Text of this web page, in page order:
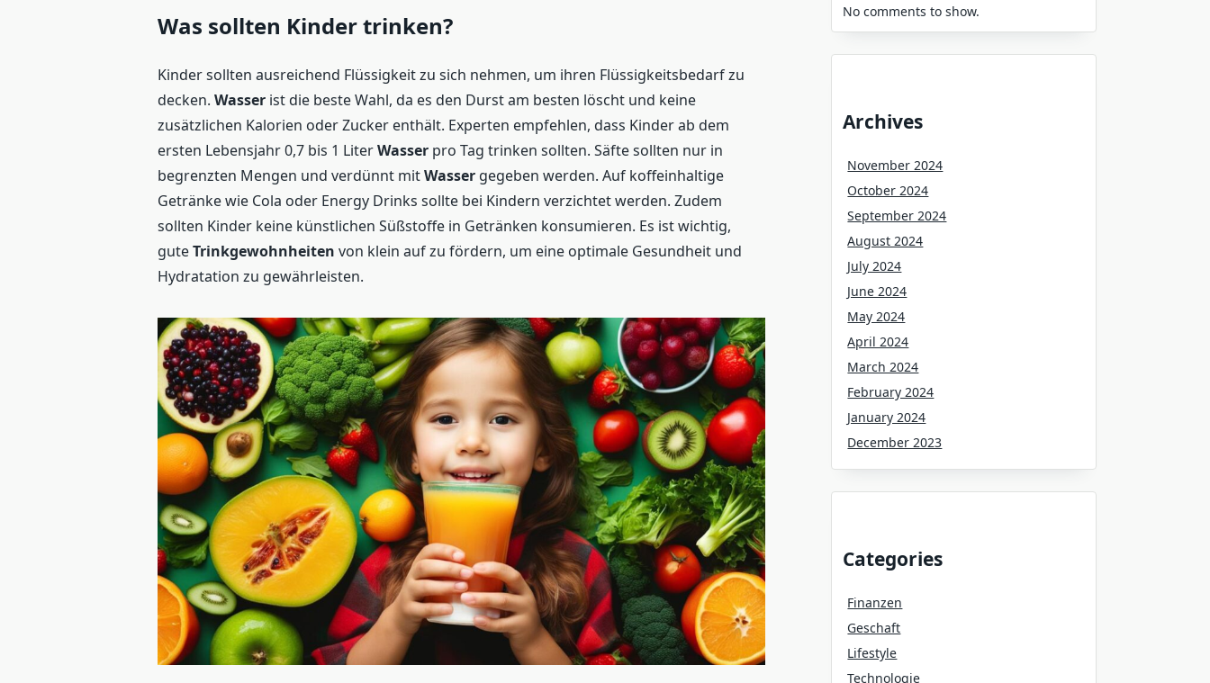
Was sollten Kinder trinken?
Kinder sollten ausreichend Flüssigkeit zu sich nehmen, um ihren Flüssigkeitsbedarf zu
decken.Wasser ist die beste Wahl, da es den Durst am besten löscht und keine
zusätzlichen Kalorien oder Zucker enthält. Experten empfehlen, dass Kinder ab dem
ersten Lebensjahr 0,7 bis 1 LiterWasser pro Tag trinken sollten. Säfte sollten nur in
begrenzten Mengen und verdünnt mitWasser gegeben werden. Auf koffeinhaltige
Getränke wie Cola oder Energy Drinks sollte bei Kindern verzichtet werden. Zudem
sollten Kinder keine künstlichen Süßstoffe in Getränken konsumieren. Es ist wichtig,
guteTrinkgewohnheiten von klein auf zu fördern, um eine optimale Gesundheit und
Hydratation zu gewährleisten.
No comments to show.
Archives
November 2024
October 2024
September 2024
August 2024
July 2024
June 2024
May 2024
April 2024
March 2024
February 2024
January 2024
December 2023
Categories
Finanzen
Geschaft
Lifestyle
Technologie